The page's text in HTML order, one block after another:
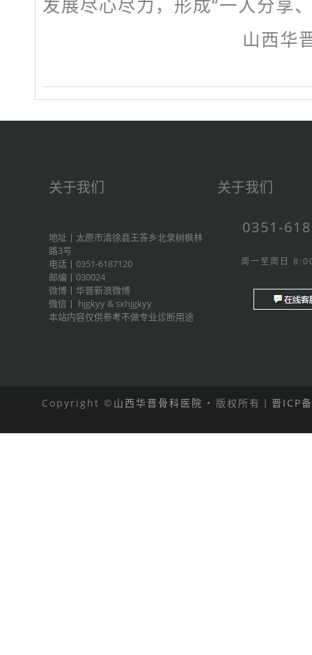
山西华
关于我们
地址丨太原市清徐县王答乡北录树枫林
路3号
电话丨0351-6187120
邮编丨030024
微博丨 华晋新浪微博
微信丨 hjgkyy & sxhjgkyy
本站内容仅供参考不做专业诊断用途
关于我们
0351-
周一至周日
Copyright © 山西华晋骨科医院 • 版权所有丨 晋ICP